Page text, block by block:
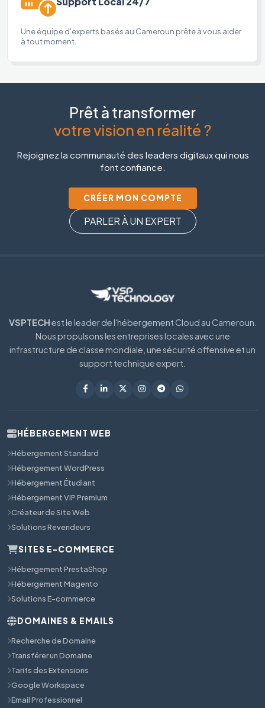
Une équipe d'experts basés au Cameroun prête à vous aider
à tout moment.
Prêt à transformer
votre vision en réalité ?
Rejoignez la communauté des leaders digitaux qui nous
font confiance.
CRÉER MON COMPTE
PARLER À UN EXPERT
VSPTECHest le leader de l'hébergement Cloud au Cameroun.
Nous propulsons les entreprises locales avec une
infrastructure de classe mondiale, une sécurité offensive et un
support technique expert.
HÉBERGEMENT WEB
Hébergement Standard
Hébergement WordPress
Hébergement Étudiant
Hébergement VIP Premium
Créateur de Site Web
Solutions Revendeurs
SITES E-COMMERCE
Hébergement PrestaShop
Hébergement Magento
Solutions E-commerce
DOMAINES & EMAILS
Recherche de Domaine
Transférer un Domaine
Tarifs des Extensions
Google Workspace
Email Professionnel